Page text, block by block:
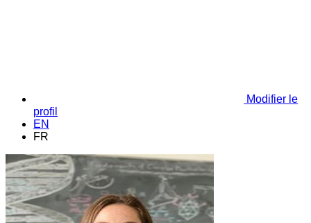
Modifier le
profil
EN
FR